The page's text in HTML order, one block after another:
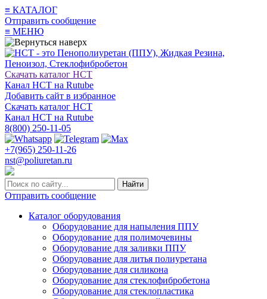
≡ КАТАЛОГ
Отправить сообщение
≡ МЕНЮ
Скачать каталог НСТ
Канал НСТ на Rutube
Добавить сайт в избранное
Скачать каталог НСТ
Канал НСТ на Rutube
8(800) 250-11-05
+7(965) 250-11-26
nst@poliuretan.ru
Найти
Отправить сообщение
Каталог оборудования
Оборудование для напыления ППУ
Оборудование для полимочевины
Оборудование для заливки ППУ
Оборудование для литья полиуретана
Оборудование для силикона
Оборудование для стеклофибробетона
Оборудование для стеклопластика